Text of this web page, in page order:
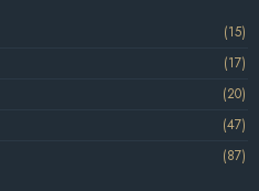
(15)
(17)
(20)
(47)
(87)